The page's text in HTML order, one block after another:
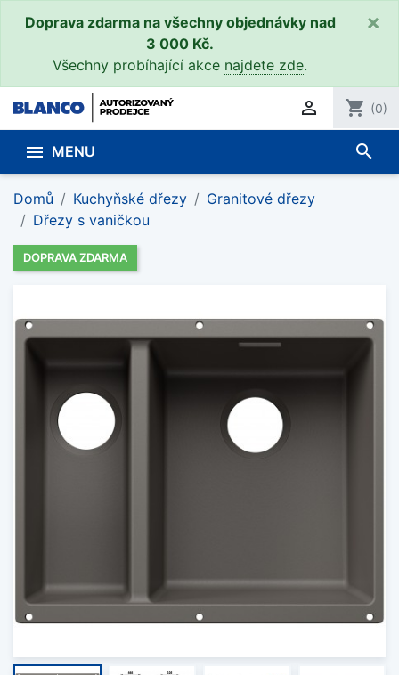
Doprava zdarma na všechny objednávky nad
3 000 Kč.
Všechny probíhající akce najdete zde.
×
 shopping_cart (0)
 MENU search
Domů Kuchyňské dřezy
Granitové dřezy
Dřezy s vaničkou
DOPRAVA ZDARMA